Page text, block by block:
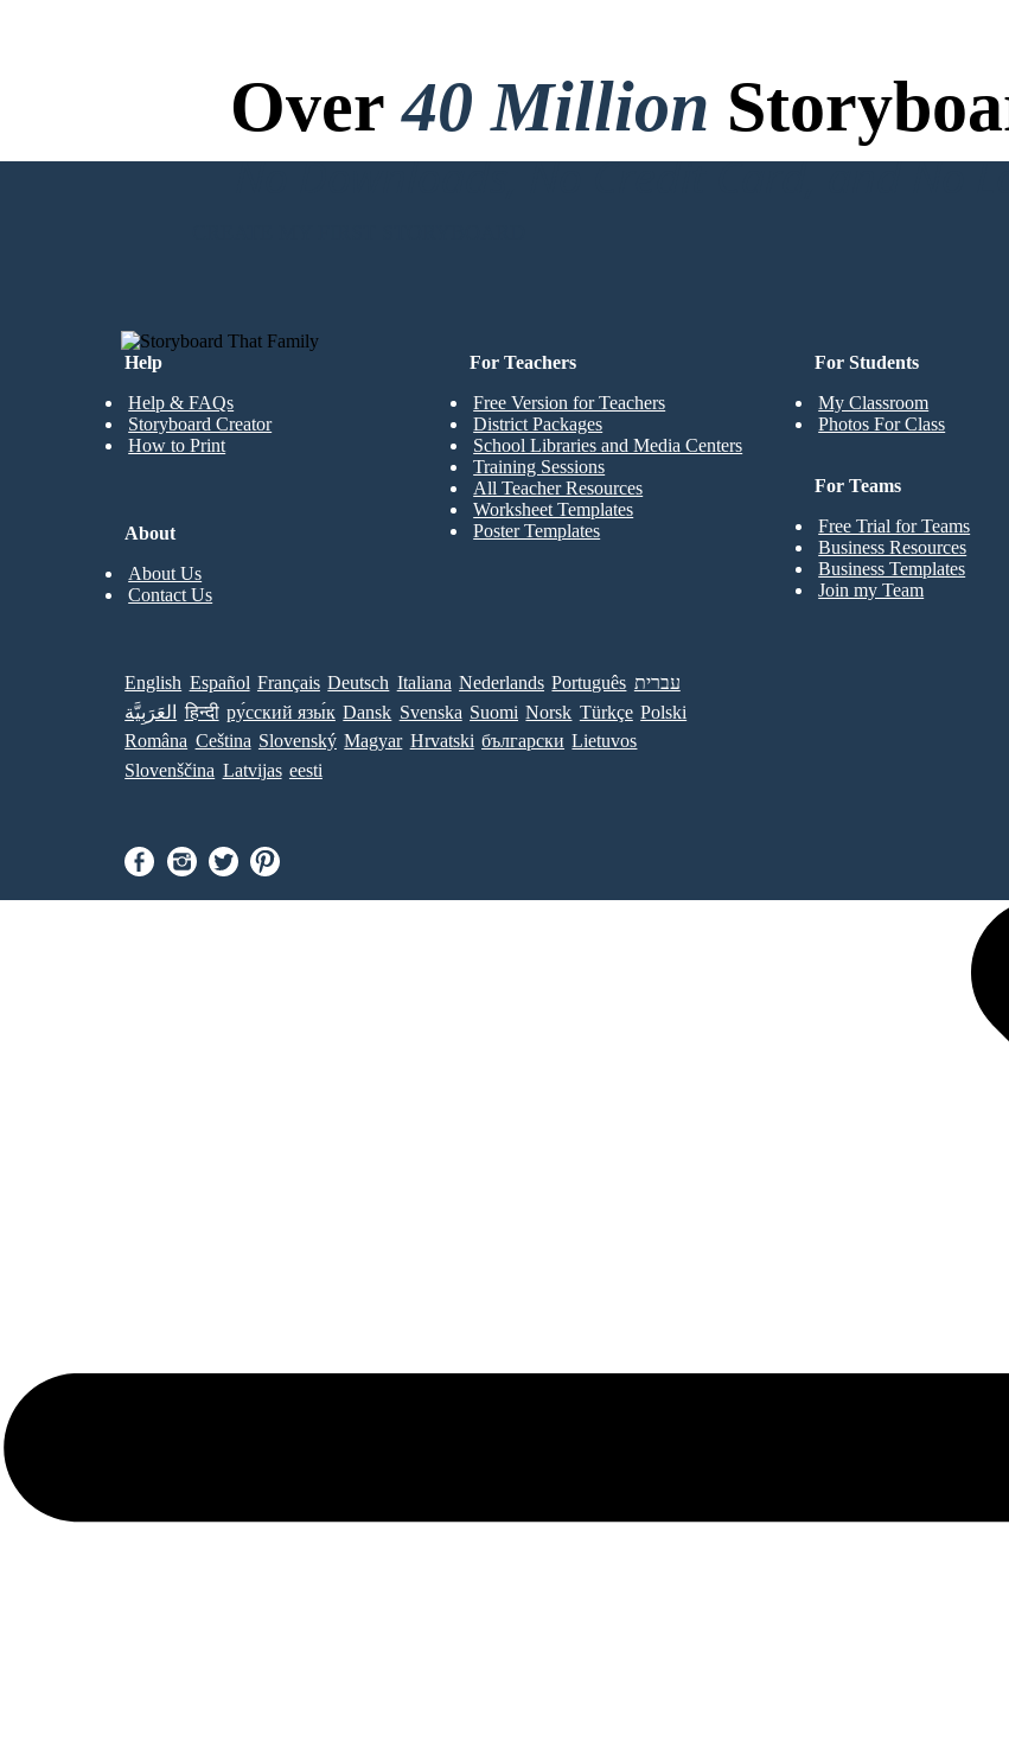
Over40 Million
No Downloads, No Credit Card, and No
Help
Help & FAQs
Storyboard Creator
How to Print
For Students
My Classroom
Photos For Class
For Teachers
Free Version for Teachers
District Packages
School Libraries and Media Centers
Training Sessions
All Teacher Resources
Worksheet Templates
Poster Templates
For Teams
Free Trial for Teams
Business Resources
Business Templates
Join my Team
About
About Us
Contact Us
English Español Français Deutsch Italiana Nederlands Português עברית
العَرَبِيَّة
हिन्दी ру́сский язы́к Dansk Svenska Suomi Norsk Türkçe Polski
Româna Ceština Slovenský Magyar Hrvatski български Lietuvos
Slovenščina Latvijas eesti